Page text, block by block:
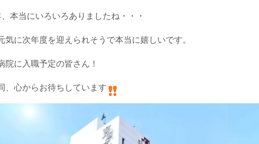
本当にいろいろありましたね・・・
気に次年度を迎えられそうで本当に嬉しいです。
院に入職予定の皆さん！
、心からお待ちしています